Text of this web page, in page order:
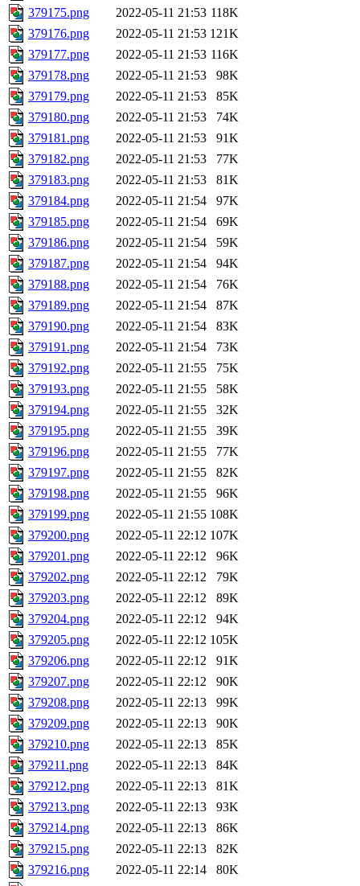
379175.png
2022-05-11 21:53 118K
379176.png
2022-05-11 21:53 121K
379177.png
2022-05-11 21:53 116K
379178.png
2022-05-11 21:53
98K
379179.png
2022-05-11 21:53
85K
379180.png
2022-05-11 21:53
74K
379181.png
2022-05-11 21:53
91K
379182.png
2022-05-11 21:53
77K
379183.png
2022-05-11 21:53
81K
379184.png
2022-05-11 21:54
97K
379185.png
2022-05-11 21:54
69K
379186.png
2022-05-11 21:54
59K
379187.png
2022-05-11 21:54
94K
379188.png
2022-05-11 21:54
76K
379189.png
2022-05-11 21:54
87K
379190.png
2022-05-11 21:54
83K
379191.png
2022-05-11 21:54
73K
379192.png
2022-05-11 21:55
75K
379193.png
2022-05-11 21:55
58K
379194.png
2022-05-11 21:55
32K
379195.png
2022-05-11 21:55
39K
379196.png
2022-05-11 21:55
77K
379197.png
2022-05-11 21:55
82K
379198.png
2022-05-11 21:55
96K
379199.png
2022-05-11 21:55 108K
379200.png
2022-05-11 22:12 107K
379201.png
2022-05-11 22:12
96K
379202.png
2022-05-11 22:12
79K
379203.png
2022-05-11 22:12
89K
379204.png
2022-05-11 22:12
94K
379205.png
2022-05-11 22:12 105K
379206.png
2022-05-11 22:12
91K
379207.png
2022-05-11 22:12
90K
379208.png
2022-05-11 22:13
99K
379209.png
2022-05-11 22:13
90K
379210.png
2022-05-11 22:13
85K
379211.png
2022-05-11 22:13
84K
379212.png
2022-05-11 22:13
81K
379213.png
2022-05-11 22:13
93K
379214.png
2022-05-11 22:13
86K
379215.png
2022-05-11 22:13
82K
379216.png
2022-05-11 22:14
80K